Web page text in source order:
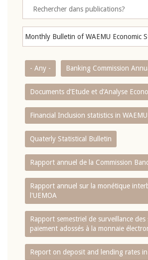
- Any - Banking Commission
Documents d’Etude et d’Analyse
Financial Inclusion statistics in WAEMU
Quaterly Statistical Bulletin
Rapport annuel de la Commission
Rapport annuel sur la monétique
l'UEMOA
Rapport semestriel de surveillance des
paiement adossés à la monnaie
Report on deposit and lending rates in